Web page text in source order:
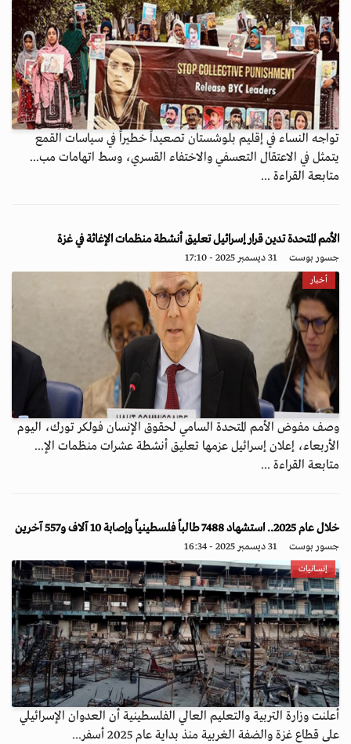
تواجه النساء في إقليم بلوشستان تصعيداً خطيراً في سياسات القمع
يتمثل في الاعتقال التعسفي والاختفاء القسري، وسط اتهامات مب...
متابعة القراءة ...
الأمم المتحدة تدين قرار إسرائيل تعليق أنشطة منظمات الإغاثة في غزة
جسور بوست 31 ديسمبر 2025 - 17:10
أخبار
وصف مفوض الأمم المتحدة السامي لحقوق الإنسان فولكر تورك، اليوم
الأربعاء، إعلان إسرائيل عزمها تعليق أنشطة عشرات منظمات الإ...
متابعة القراءة ...
خلال عام 2025.. استشهاد 7488 طالباً فلسطينياً وإصابة 10 آلاف و557 آخرين
جسور بوست 31 ديسمبر 2025 - 16:34
إنسانيات
أعلنت وزارة التربية والتعليم العالي الفلسطينية أن العدوان الإسرائيلي
على قطاع غزة والضفة الغربية منذ بداية عام 2025 أسفر...